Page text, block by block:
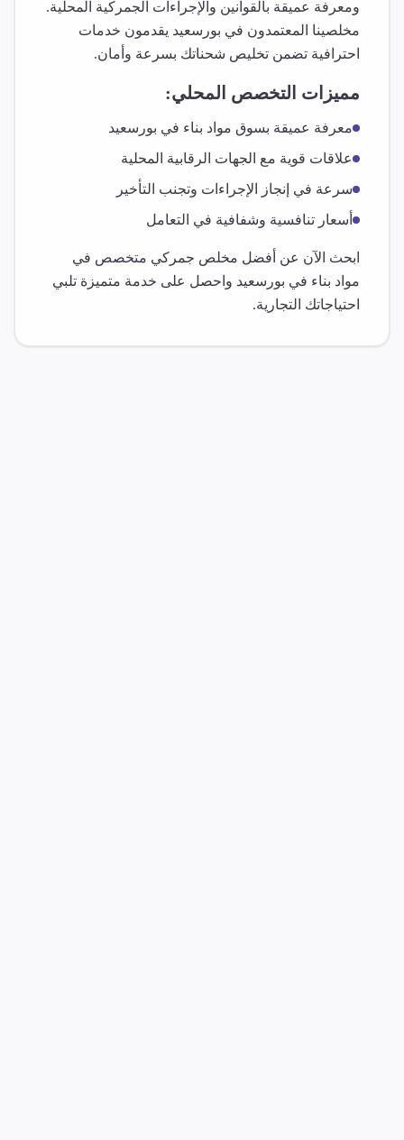
ومعرفة عميقة بالقوانين والإجراءات الجمركية المحلية.
مخلصينا المعتمدون في بورسعيد يقدمون خدمات
احترافية تضمن تخليص شحناتك بسرعة وأمان.
مميزات التخصص المحلي:
معرفة عميقة بسوق مواد بناء في بورسعيد
علاقات قوية مع الجهات الرقابية المحلية
سرعة في إنجاز الإجراءات وتجنب التأخير
أسعار تنافسية وشفافية في التعامل
ابحث الآن عن أفضل مخلص جمركي متخصص في
مواد بناء في بورسعيد واحصل على خدمة متميزة تلبي
احتياجاتك التجارية.